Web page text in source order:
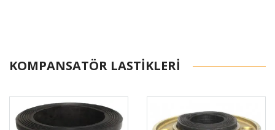
KOMPANSATÖR LASTIKLERI